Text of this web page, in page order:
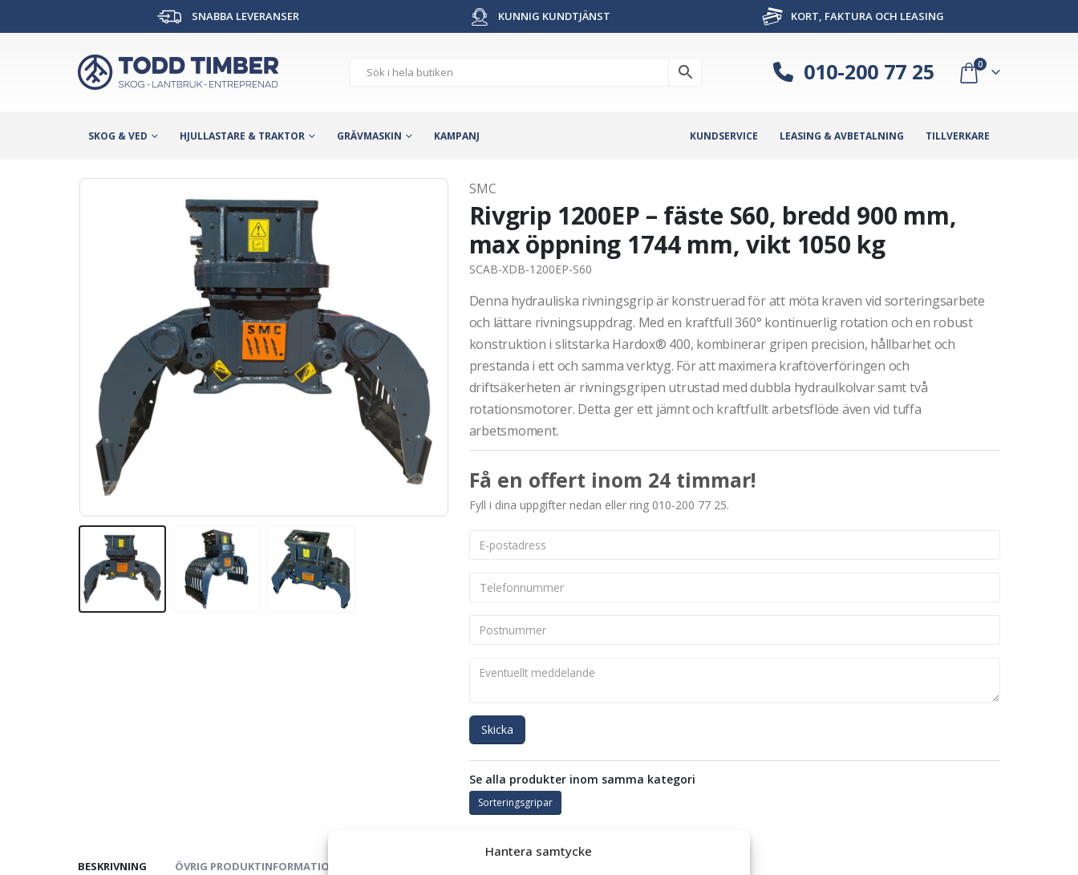
Hantera samtycke
SNABBA LEVERANSER KUNNIG KUNDTJÄNST KORT, FAKTURA OCH LEASING
010-200 77 25 0
SKOG & VED HJULLASTARE & TRAKTOR GRÄVMASKIN KAMPANJ KUNDSERVICE LEASING & AVBETALNING TILLVERKARE
SMC
Rivgrip 1200EP – fäste S60, bredd 900 mm,
max öppning 1744 mm, vikt 1050 kg
SCAB-XDB-1200EP-S60
Denna hydrauliska rivningsgrip är konstruerad för att möta kraven vid sorteringsarbete
och lättare rivningsuppdrag. Med en kraftfull 360° kontinuerlig rotation och en robust
konstruktion i slitstarka Hardox® 400, kombinerar gripen precision, hållbarhet och
prestanda i ett och samma verktyg. För att maximera kraftöverföringen och
driftsäkerheten är rivningsgripen utrustad med dubbla hydraulkolvar samt två
rotationsmotorer. Detta ger ett jämnt och kraftfullt arbetsflöde även vid tuffa
arbetsmoment.
Få en offert inom 24 timmar!
Fyll i dina uppgifter nedan eller ring 010-200 77 25.
Skicka
Se alla produkter inom samma kategori
Sorteringsgripar
BESKRIVNING ÖVRIG PRODUKTINFORMATION